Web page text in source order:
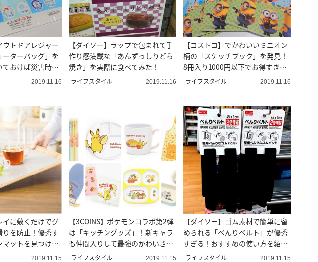
ウトドアレジャー
ーターバッグ」を
ておけば災害時に
2019.11.16
【ダイソー】ラップで包まれて手
作り感満載な「あんずっしりどら
焼き」を実際に食べてみた！
ライフスタイル 2019.11.16
【コストコ】でかわいいミニオン
柄の「スケッチブック」を発見！
8冊入り1000円以下でお得すぎる
♡
ライフスタイル 2019.11.16
イに敷くだけでグ
りを防止！優秀す
マットを見つけま
2019.11.15
【3COINS】ポケモンコラボ第2弾
は「キッチングッズ」！新キャラ
も仲間入りして最強のかわいさに
♡
ライフスタイル 2019.11.15
【ダイソー】ゴム素材で簡単に留
められる「べんりベルト」が優秀
すぎる！おすすめの使い方を紹介
します！
ライフスタイル 2019.11.15